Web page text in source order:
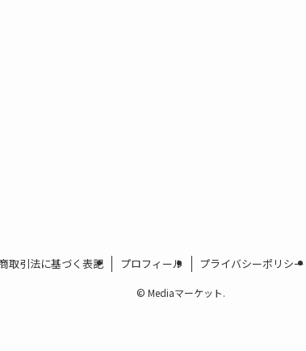
取引法に基づく表記 プロフィール プライバシーポリシー
© Mediaマーケット.